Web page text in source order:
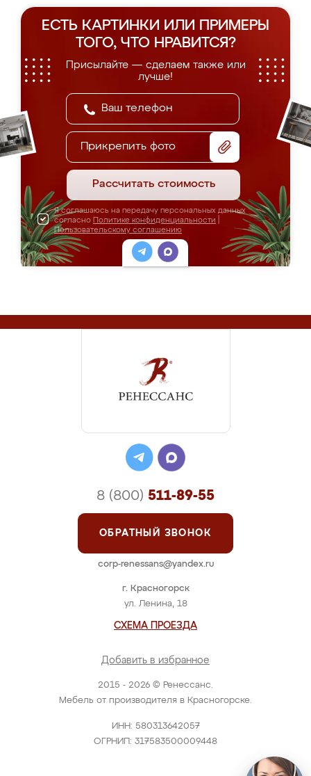
ЕСТЬ КАРТИНКИ ИЛИ ПРИМЕРЫ
ТОГО, ЧТО НРАВИТСЯ?
Присылайте — сделаем также или
лучше!
Прикрепить фото
Рассчитать стоимость
Я соглашаюсь на передачу персональных данных
согласно Политике конфиденциальности
Пользовательскому соглашению
2015 - 2026 © Ренессанс.
Мебель от производителя в Красногорске.
ИНН: 580313642057
ОГРНИП: 317583500009448
г. Красногорск
ул. Ленина, 18
СХЕМА ПРОЕЗДА
Добавить в избранное
8 (800) 511-89-55
ОБРАТНЫЙ ЗВОНОК
corp-renessans@yandex.ru